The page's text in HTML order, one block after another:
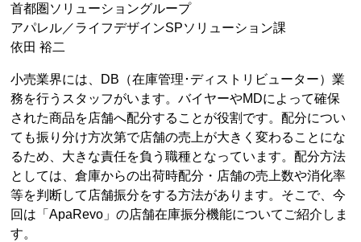
首都圏ソリューショングループ
アパレル／ライフデザインSPソリューション課
依田 裕二
小売業界には、DB（在庫管理･ディストリビューター）業
務を行うスタッフがいます。バイヤーやMDによって確保
された商品を店舗へ配分することが役割です。配分につい
ても振り分け方次第で店舗の売上が大きく変わることにな
るため、大きな責任を負う職種となっています。配分方法
としては、倉庫からの出荷時配分・店舗の売上数や消化率
等を判断して店舗振分をする方法があります。そこで、今
回は「ApaRevo」の店舗在庫振分機能についてご紹介しま
す。